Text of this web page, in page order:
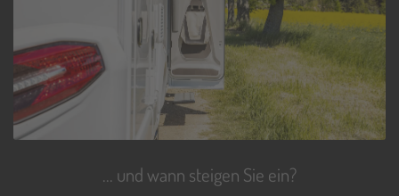
... und wann steigen Sie ein?